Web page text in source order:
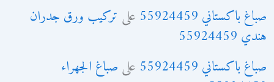
صباغ باكستاني 55924459
على تركيب ورق جدران
هندي 55924459
صباغ باكستاني 55924459
على صباغ الجهراء